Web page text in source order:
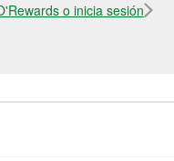
o inicia sesión